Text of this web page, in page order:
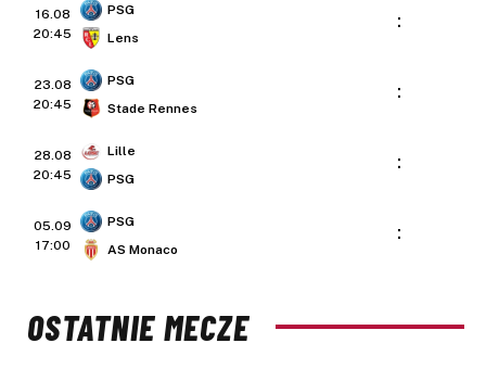
16.08
20:45
PSG
Lens
:
23.08
20:45
PSG
Stade Rennes
:
28.08
20:45
Lille
PSG
:
05.09
17:00
PSG
AS Monaco
:
OSTATNIE MECZE